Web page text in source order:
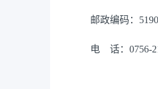
邮政编码：
电 话：0756-